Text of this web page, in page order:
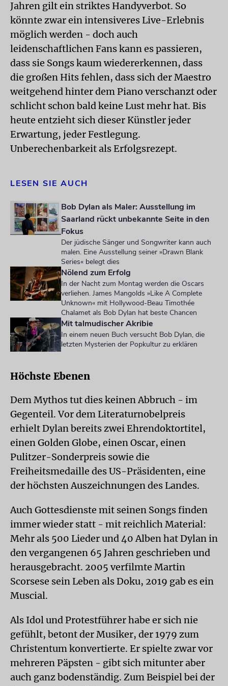
Jahren gilt ein striktes Handyverbot. So
könnte zwar ein intensiveres Live-Erlebnis
möglich werden - doch auch
leidenschaftlichen Fans kann es passieren,
dass sie Songs kaum wiedererkennen, dass
die großen Hits fehlen, dass sich der Maestro
weitgehend hinter dem Piano verschanzt oder
schlicht schon bald keine Lust mehr hat. Bis
heute entzieht sich dieser Künstler jeder
Erwartung, jeder Festlegung.
Unberechenbarkeit als Erfolgsrezept.
LESEN SIE AUCH
Bob Dylan als Maler: Ausstellung im
Saarland rückt unbekannte Seite in den
Fokus
Der jüdische Sänger und Songwriter kann auch
malen. Eine Ausstellung seiner »Drawn Blank
Series« belegt dies
Nölend zum Erfolg
In der Nacht zum Montag werden die Oscars
verliehen. James Mangolds »Like A Complete
Unknown« mit Hollywood-Beau Timothée
Chalamet als Bob Dylan hat beste Chancen
Mit talmudischer Akribie
In einem neuen Buch versucht Bob Dylan, die
letzten Mysterien der Popkultur zu erklären
Höchste Ebenen
Dem Mythos tut dies keinen Abbruch - im
Gegenteil. Vor dem Literaturnobelpreis
erhielt Dylan bereits zwei Ehrendoktortitel,
einen Golden Globe, einen Oscar, einen
Pulitzer-Sonderpreis sowie die
Freiheitsmedaille des US-Präsidenten, eine
der höchsten Auszeichnungen des Landes.
Auch Gottesdienste mit seinen Songs finden
immer wieder statt - mit reichlich Material:
Mehr als 500 Lieder und 40 Alben hat Dylan in
den vergangenen 65 Jahren geschrieben und
herausgebracht. 2005 verfilmte Martin
Scorsese sein Leben als Doku, 2019 gab es ein
Muscial.
Als Idol und Protestführer habe er sich nie
gefühlt, betont der Musiker, der 1979 zum
Christentum konvertierte. Er spielte zwar vor
mehreren Päpsten - gibt sich mitunter aber
auch ganz bodenständig. Zum Beispiel bei der